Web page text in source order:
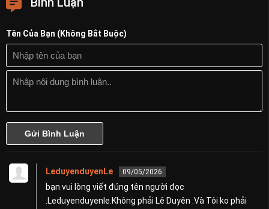
Tên Của Bạn (Không Bắt Buộc)
LeduyenduyenLe 09/05/2026
bạn vui lòng viết đúng tên người đọc
.Leduyenduyenle.Không phải Lê Duyên .Và Tôi ko phải